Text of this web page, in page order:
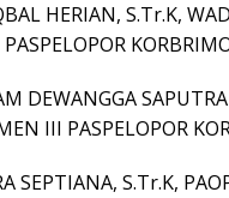
HERIAN, S.Tr.K,
DEWANGGA
III PASPELOPOR
SEPTIANA, S.Tr.K,